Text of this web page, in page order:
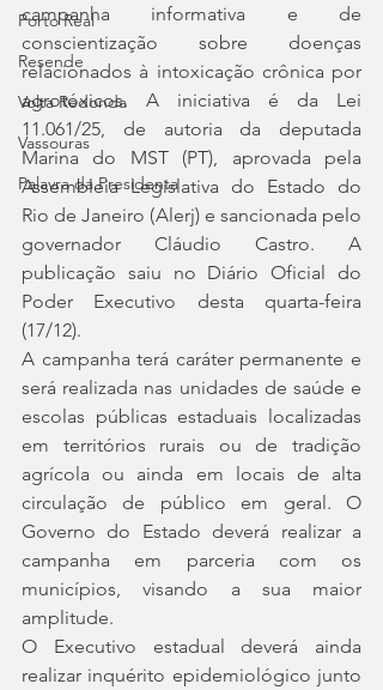
Porto Real
Resende
Volta Redonda
Vassouras
Palavra da Presidenta
campanha informativa e de
conscientização sobre doenças
relacionados à intoxicação crônica por
agrotóxicos. A iniciativa é da Lei
11.061/25, de autoria da deputada
Marina do MST (PT), aprovada pela
Assembleia Legislativa do Estado do
Rio de Janeiro (Alerj) e sancionada pelo
governador Cláudio Castro. A
publicação saiu no Diário Oficial do
Poder Executivo desta quarta-feira
(17/12).
A campanha terá caráter permanente e
será realizada nas unidades de saúde e
escolas públicas estaduais localizadas
em territórios rurais ou de tradição
agrícola ou ainda em locais de alta
circulação de público em geral. O
Governo do Estado deverá realizar a
campanha em parceria com os
municípios, visando a sua maior
amplitude.
O Executivo estadual deverá ainda
realizar inquérito epidemiológico junto